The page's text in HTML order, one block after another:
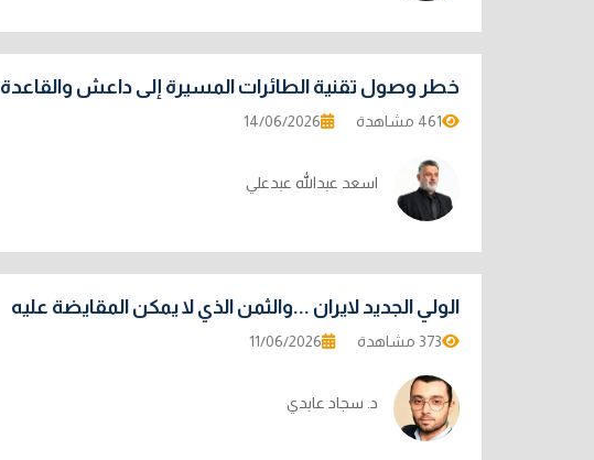
خطر وصول تقنية الطائرات المسيرة إلى داعش والقاعدة
461 مشاهدة 14/06/2026
اسعد عبدالله عبدعلي
الولي الجديد لايران ...والثمن الذي لا يمكن المقايضة عليه
373 مشاهدة 11/06/2026
د. سجاد عابدي